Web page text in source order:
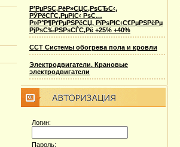
Р’РµРЅС‚РёР»СЏС‚РѕСЂС‹,
РЎРёСЃС‚РµРјС‹ РѕС…
Р»Р°Р¶РґРµРЅРёСЏ, РїРѕРІС‹С€РµРЅРёРµ
РјРѕС‰РЅРѕСЃС‚Рё +25% +40%
ССТ Системы обогрева пола и кровли
Электродвигатели. Крановые
электродвигатели
Логин:
Пароль: